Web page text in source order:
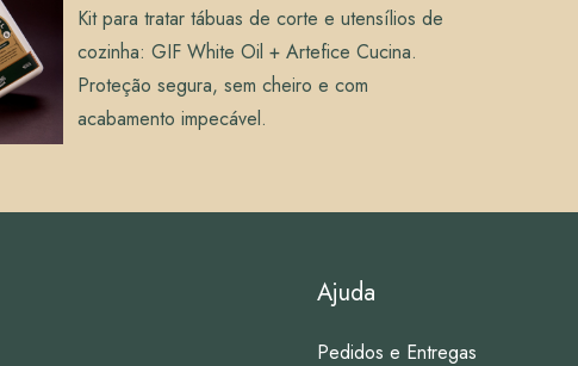
Kit para tratar tábuas de corte e utensílios de
cozinha: GIF White Oil + Artefice Cucina.
Proteção segura, sem cheiro e com
acabamento impecável.
Ajuda
Pedidos e Entregas